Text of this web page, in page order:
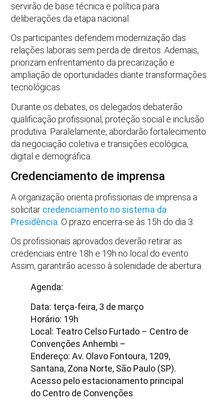
servirão de base técnica e política para
deliberações da etapa nacional.
Os participantes defendem modernização das
relações laborais sem perda de direitos. Ademais,
priorizam enfrentamento da precarização e
ampliação de oportunidades diante transformações
tecnológicas.
Durante os debates, os delegados debaterão
qualificação profissional, proteção social e inclusão
produtiva. Paralelamente, abordarão fortalecimento
da negociação coletiva e transições ecológica,
digital e demográfica.
Credenciamento de imprensa
A organização orienta profissionais de imprensa a
solicitar credenciamento no sistema da
Presidência . O prazo encerra-se às 15h do dia 3.
Os profissionais aprovados deverão retirar as
credenciais entre 18h e 19h no local do evento.
Assim, garantirão acesso à solenidade de abertura.
Agenda:
Data: terça-feira, 3 de março
Horário: 19h
Local: Teatro Celso Furtado – Centro de
Convenções Anhembi –
Endereço: Av. Olavo Fontoura, 1209,
Santana, Zona Norte, São Paulo (SP).
Acesso pelo estacionamento principal
do Centro de Convenções